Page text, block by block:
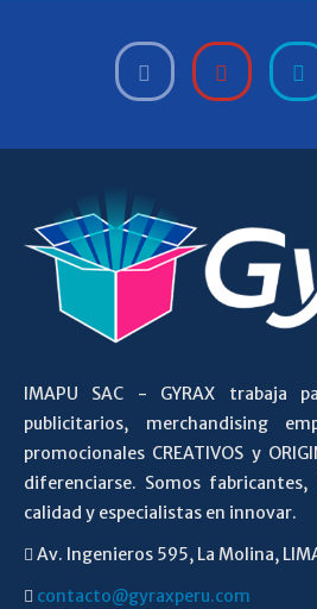
IMAPU SAC - GYRAX trabaja
publicitarios, merchandising
promocionales CREATIVOS y
diferenciarse. Somos
calidad y especialistas en innovar.
Av. Ingenieros 595, La Molina,
contacto@gyraxperu.com